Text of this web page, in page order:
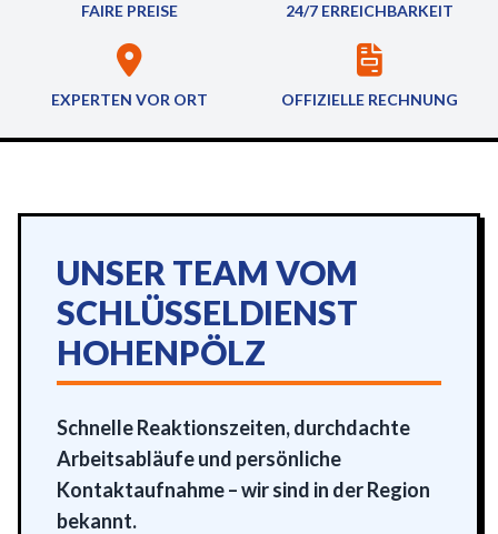
FAIRE PREISE 24/7 ERREICHBARKEIT
EXPERTEN VOR ORT OFFIZIELLE RECHNUNG
UNSER TEAM VOM
SCHLÜSSELDIENST
HOHENPÖLZ
Schnelle Reaktionszeiten, durchdachte
Arbeitsabläufe und persönliche
Kontaktaufnahme – wir sind in der Region
bekannt.